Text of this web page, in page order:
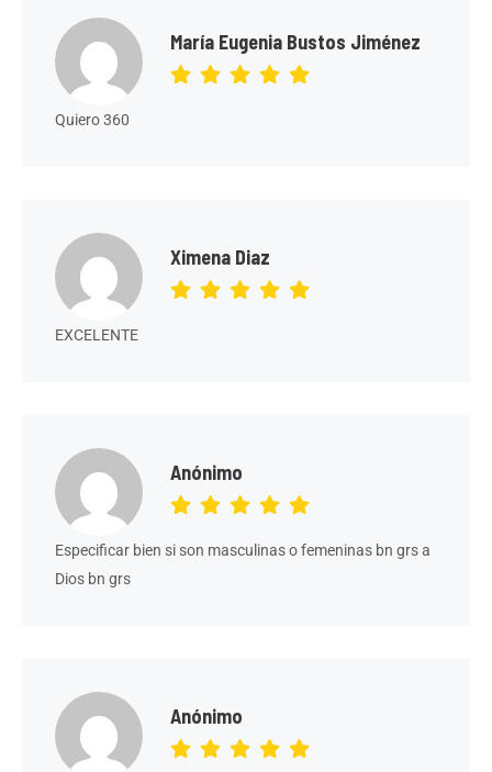
María Eugenia Bustos Jiménez
Quiero 360
Ximena Diaz
EXCELENTE
Anónimo
Especificar bien si son masculinas o femeninas bn grs a
Dios bn grs
Anónimo